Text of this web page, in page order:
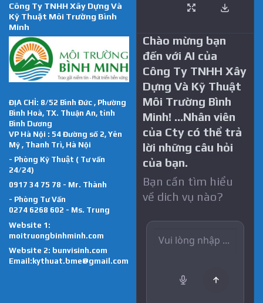
Công Ty TNHH Xây Dựng Và
Kỹ Thuật Môi Trường Bình
Minh
ĐỊA CHỈ: 8/52 Bình Đức , Phường
Bình Hoà, TX. Thuận An, tỉnh
Bình Dương
VP Hà Nội : 54 Đường số 2, Yên
Mỹ , Thanh Trì, Hà Nội
- Phòng Kỹ Thuật ( Tư vấn
24/24)
0917 34 75 78 - Mr. Thành
- Phòng Tư Vấn
0274 6268 602 - Ms. Trung
Website 1:
moitruongbinhminh.com
Website 2: bunvisinh.com
Email:kythuat.bme@gmail.com
Chào mừng bạn
đến với AI của
Công Ty TNHH Xây
Dựng Và Kỹ Thuật
Môi Trường Bình
Minh! …Nhân viên
của Cty có thể trả
lời những câu hỏi
của bạn.
Bạn cần tìm hiểu
về dich vụ nào?